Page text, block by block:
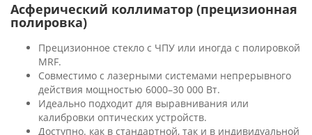
Асферический коллиматор (прецизионная
полировка)
Прецизионное стекло с ЧПУ или иногда с полировкой
MRF.
Совместимо с лазерными системами непрерывного
действия мощностью 6000–30 000 Вт.
Идеально подходит для выравнивания или
калибровки оптических устройств.
Доступно. как в стандартной, так и в индивидуальной